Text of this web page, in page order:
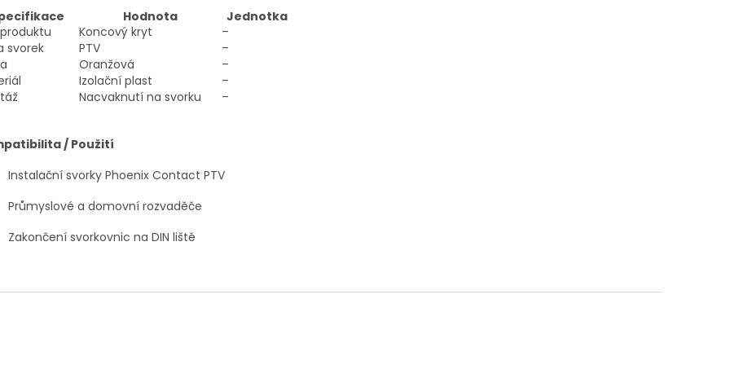
Hodnota
Jednotka
Koncový kryt
–
svorek
PTV
–
Oranžová
–
Izolační plast
–
Nacvaknutí na svorku –
/ Použití
Instalační svorky Phoenix Contact PTV
Průmyslové a domovní rozvaděče
Zakončení svorkovnic na DIN liště